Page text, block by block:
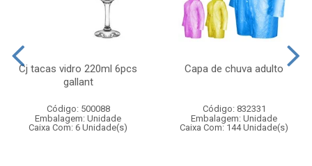
Cj tacas vidro 220ml 6pcs
gallant
Código: 500088
Embalagem: Unidade
Caixa Com: 6 Unidade(s)
Capa de chuva adulto
Código: 832331
Embalagem: Unidade
Caixa Com: 144 Unidade(s)